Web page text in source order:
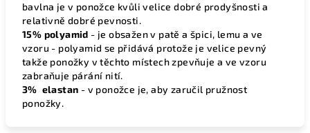
bavlna je v ponožce kvůli velice dobré prodyšnosti a
relativně dobré pevnosti.
15% polyamid - je obsažen v patě a špici, lemu a ve
vzoru - polyamid se přidává protože je velice pevný
takže ponožky v těchto místech zpevňuje a ve vzoru
zabraňuje párání nití.
3% elastan - v ponožce je, aby zaručil pružnost
ponožky.